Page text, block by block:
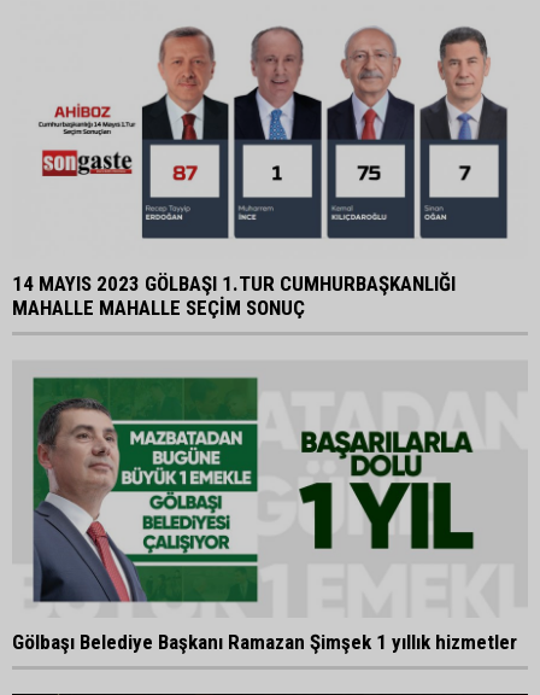
14 MAYIS 2023 GÖLBAŞI 1.TUR CUMHURBAŞKANLIĞI
MAHALLE MAHALLE SEÇİM SONUÇ
Gölbaşı Belediye Başkanı Ramazan Şimşek 1 yıllık hizmetler